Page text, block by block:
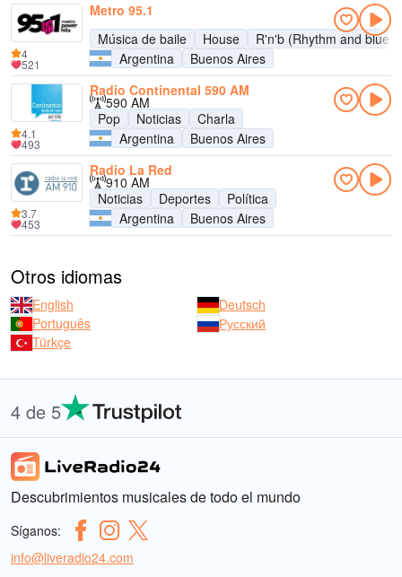
Metro 95.1
Música de baile
House
R'n'b (Rhythm and blues)
Argentina
Buenos Aires
4
521
Radio Continental 590 AM
590 AM
Pop
Noticias
Charla
Argentina
Buenos Aires
4.1
493
Radio La Red
910 AM
Noticias
Deportes
Política
Argentina
Buenos Aires
3.7
453
Otros idiomas
English
Deutsch
Português
Русский
Türkçe
4 de 5
Descubrimientos musicales de todo el mundo
Síganos:
info@liveradio24.com